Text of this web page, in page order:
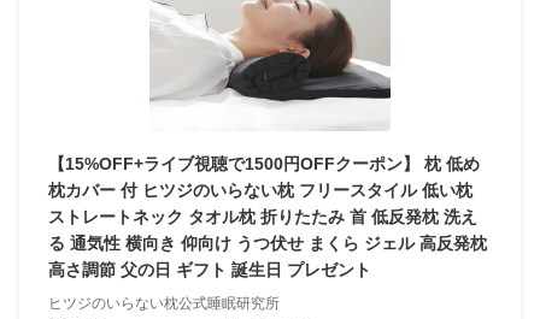
【15%OFF+ライブ視聴で1500円OFFクーポン】 枕 低め
枕カバー 付 ヒツジのいらない枕 フリースタイル 低い枕
ストレートネック タオル枕 折りたたみ 首 低反発枕 洗え
る 通気性 横向き 仰向け うつ伏せ まくら ジェル 高反発枕
高さ調節 父の日 ギフト 誕生日 プレゼント
ヒツジのいらない枕公式睡眠研究所